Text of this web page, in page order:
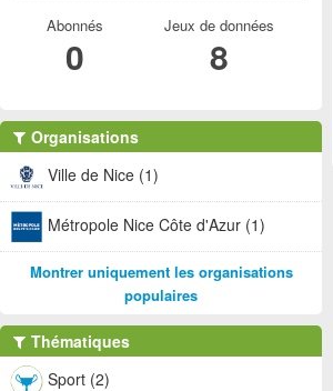
Abonnés
0
Jeux de données
8
Organisations
Ville de Nice (1)
Métropole Nice Côte d'Azur (1)
Montrer uniquement les organisations
populaires
Thématiques
Sport (2)